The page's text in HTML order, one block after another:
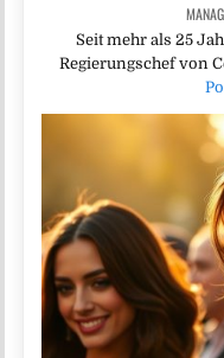
Seit mehr als 25
Regierungschef von